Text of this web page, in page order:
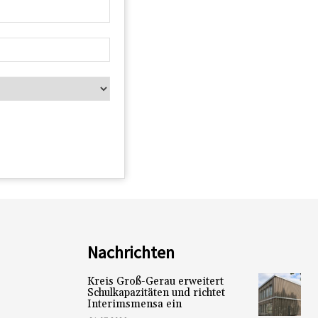
Nachrichten
Kreis Groß-Gerau erweitert
Schulkapazitäten und richtet
Interimsmensa ein